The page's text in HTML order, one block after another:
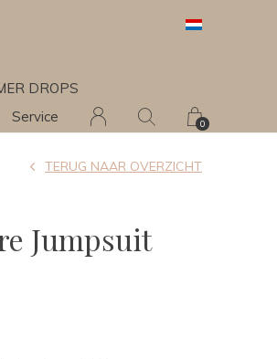
DROPS
Service
0
Jumpsuit
TERUG NAAR OVERZICHT